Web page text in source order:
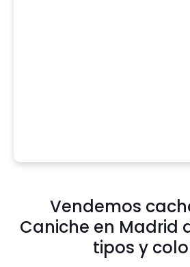
Vendemos
Caniche en Madrid
tipos y